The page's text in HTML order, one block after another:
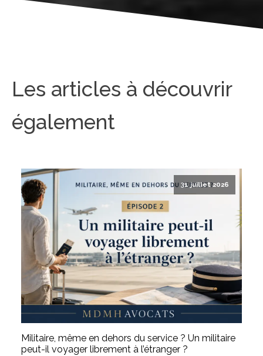
Les articles à découvrir
également
31 juillet 2026
Militaire, même en dehors du service ? Un militaire
peut-il voyager librement à l’étranger ?